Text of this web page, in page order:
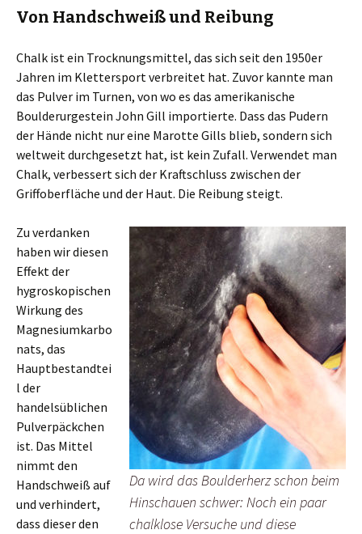
Von Handschweiß und Reibung
Chalk ist ein Trocknungsmittel, das sich seit den 1950er
Jahren im Klettersport verbreitet hat. Zuvor kannte man
das Pulver im Turnen, von wo es das amerikanische
Boulderurgestein John Gill importierte. Dass das Pudern
der Hände nicht nur eine Marotte Gills blieb, sondern sich
weltweit durchgesetzt hat, ist kein Zufall. Verwendet man
Chalk, verbessert sich der Kraftschluss zwischen der
Griffoberfläche und der Haut. Die Reibung steigt.
Da wird das Boulderherz schon beim
Hinschauen schwer: Noch ein paar
chalklose Versuche und diese
Zu verdanken
haben wir diesen
Effekt der
hygroskopischen
Wirkung des
Magnesiumkarbo
nats, das
Hauptbestandtei
l der
handelsüblichen
Pulverpäckchen
ist. Das Mittel
nimmt den
Handschweiß auf
und verhindert,
dass dieser den